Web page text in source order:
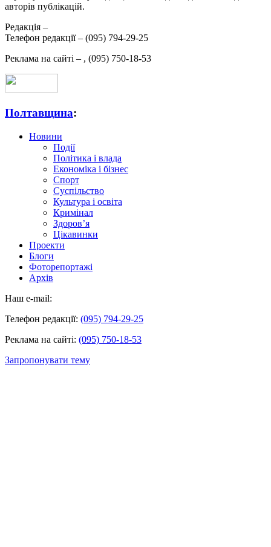
авторів публікацій.
Редакція –
Телефон редакції – (095) 794-29-25
Реклама на сайті – , (095) 750-18-53
Полтавщина:
Новини
Події
Політика і влада
Економіка і бізнес
Спорт
Суспільство
Культура і освіта
Кримінал
Здоров’я
Цікавинки
Проекти
Блоги
Фоторепортажі
Архів
Наш e-mail:
Телефон редакції: (095) 794-29-25
Реклама на сайті: (095) 750-18-53
Запропонувати тему